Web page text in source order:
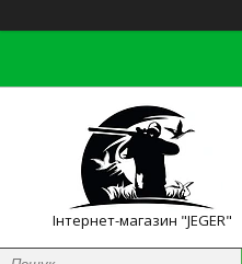
Інтернет-магазин "JEGER"